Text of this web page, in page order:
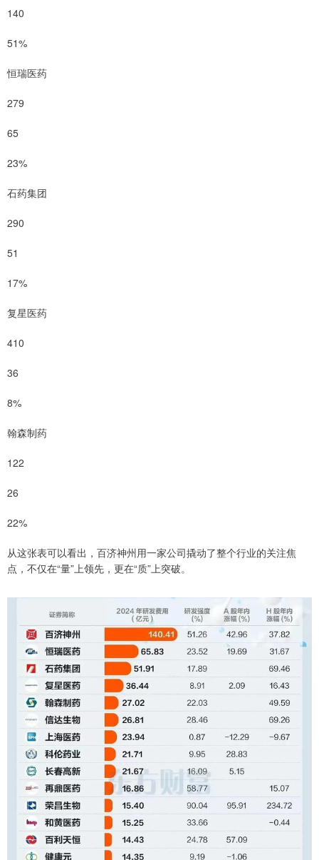
140
51%
恒瑞医药
279
65
23%
石药集团
290
51
17%
复星医药
410
36
8%
翰森制药
122
26
22%
从这张表可以看出，百济神州用一家公司撬动了整个行业的关注焦
点，不仅在“量”上领先，更在“质”上突破。